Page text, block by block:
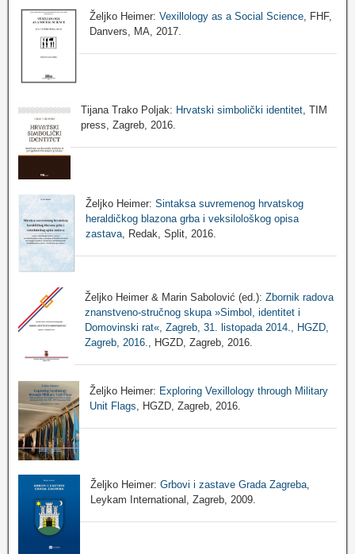
Željko Heimer:Vexillology as a Social Science , FHF,
Danvers, MA, 2017.
Tijana Trako Poljak: Hrvatski simbolički identitet , TIM
press, Zagreb, 2016.
Željko Heimer: Sintaksa suvremenog hrvatskog
heraldičkog blazona grba i veksilološkog opisa
zastava, Redak, Split, 2016.
Željko Heimer & Marin Sabolović (ed.): Zbornik radova
znanstveno-stručnog skupa »Simbol, identitet i
Domovinski rat«, Zagreb, 31. listopada 2014., HGZD,
Zagreb, 2016.
, HGZD, Zagreb, 2016.
Željko Heimer: Exploring Vexillology through Military
Unit Flags , HGZD, Zagreb, 2016.
Željko Heimer: Grbovi i zastave Grada Zagreba
Leykam International, Zagreb, 2009.